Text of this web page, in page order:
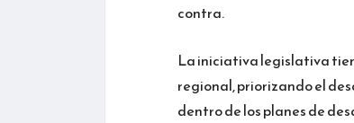
contra.
La iniciativa legislativa
regional, priorizando el
dentro de los planes de